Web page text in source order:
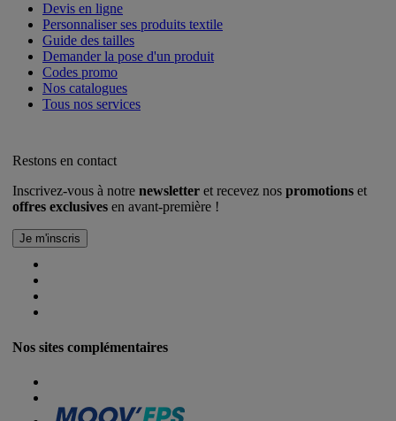
Devis en ligne
Personnaliser ses produits textile
Guide des tailles
Demander la pose d'un produit
Codes promo
Nos catalogues
Tous nos services
Restons en contact
Inscrivez-vous à notre newsletter et recevez nos promotions et
offres exclusives en avant-première !
Nos sites complémentaires